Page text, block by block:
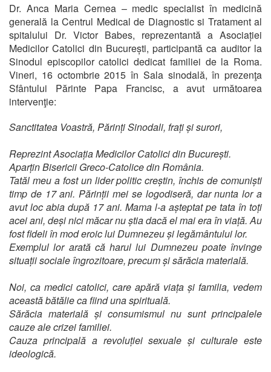
Dr. Anca Maria Cernea – medic specialist în medicină
generală la Centrul Medical de Diagnostic si Tratament al
spitalului Dr. Victor Babes, reprezentantă a Asociației
Medicilor Catolici din București, participantă ca auditor la
Sinodul episcopilor catolici dedicat familiei de la Roma.
Vineri, 16 octombrie 2015 în Sala sinodală, în prezenţa
Sfântului Părinte Papa Francisc, a avut următoarea
intervenţie:
Sanctitatea Voastră, Părinți Sinodali, frați și surori,
Reprezint Asociația Medicilor Catolici din București.
Aparțin Bisericii Greco-Catolice din România.
Tatăl meu a fost un lider politic creștin, închis de comuniști
timp de 17 ani. Părinții mei se logodiseră, dar nunta lor a
avut loc abia după 17 ani. Mama l-a așteptat pe tata în toți
acei ani, deși nici măcar nu știa dacă el mai era în viață. Au
fost fideli în mod eroic lui Dumnezeu și legământului lor.
Exemplul lor arată că harul lui Dumnezeu poate învinge
situații sociale îngrozitoare, precum și sărăcia materială.
Noi, ca medici catolici, care apără viața și familia, vedem
această bătălie ca fiind una spirituală.
Sărăcia materială și consumismul nu sunt principalele
cauze ale crizei familiei.
Cauza principală a revoluției sexuale și culturale este
ideologică.